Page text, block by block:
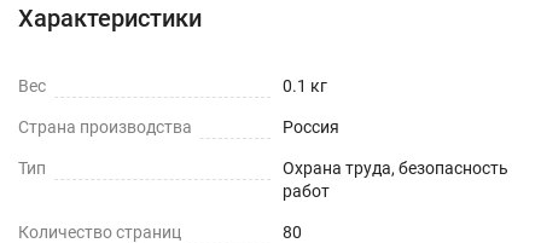
Характеристики
Вес 0.1 кг
Страна производства Россия
Тип
Охрана труда, безопасность
работ
Количество страниц 80